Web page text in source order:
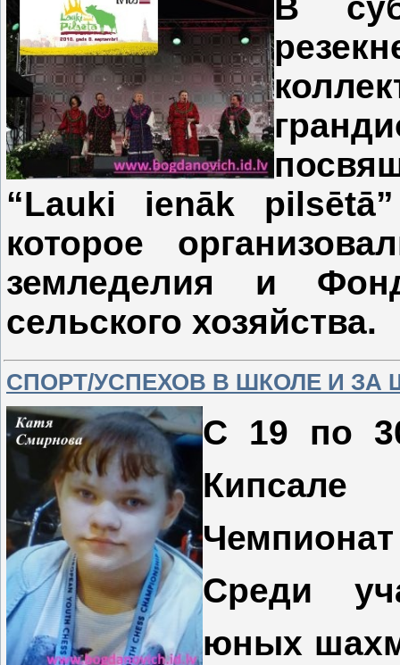
“Lauki ienāk
которое
земледелия и
сельского хозяйства.
СПОРТ/УСПЕХОВ В ШКОЛЕ И
С 19 по
Кипсале
Среди
юных